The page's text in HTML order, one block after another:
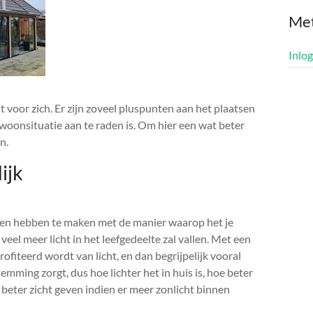
zich. Er zijn zoveel pluspunten aan het plaatsen
aan te raden is. Om hier een wat beter
hebben te maken met de manier waarop het je
meer licht in het leefgedeelte zal vallen. Met een
wordt van licht, en dan begrijpelijk vooral
zorgt, dus hoe lichter het in huis is, hoe beter
zicht geven indien er meer zonlicht binnen